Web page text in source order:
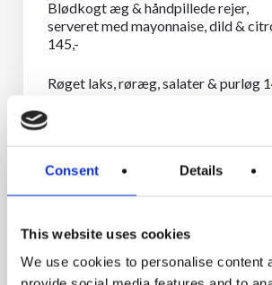
Consent Details
This website uses cookies
We use cookies to personalise content
Blødkogt æg & håndpillede rejer,
serveret med mayonnaise, dild &
145,-
Røget laks, røræg, salater & purløg
Paneret fiskefilet, mayonnaise,
håndpillede rejer & citron 155,-
Hønsesalat – Ristet brød, bacon &
agurk 145,-